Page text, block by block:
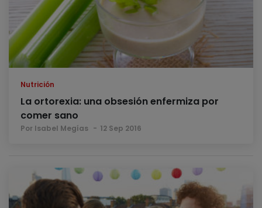
Nutrición
La ortorexia: una obsesión enfermiza por
comer sano
Por Isabel Megías 12 Sep 2016